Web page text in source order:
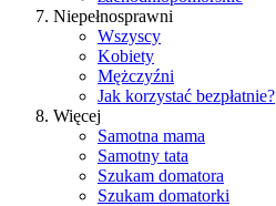
Niepełnosprawni
Wszyscy
Kobiety
Mężczyźni
Jak korzystać bezpłatnie?
Więcej
Samotna mama
Samotny tata
Szukam domatora
Szukam domatorki